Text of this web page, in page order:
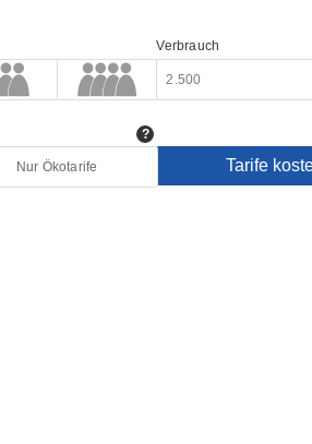
Verbrauch
Nur Ökotarife Tarife